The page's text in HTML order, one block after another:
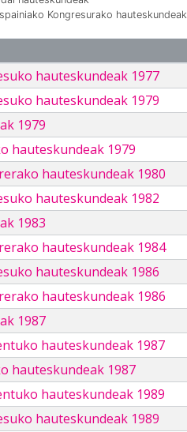
Kongresurako hauteskundeak
hauteskundeak 1977
hauteskundeak 1979
1979
hauteskundeak 1979
hauteskundeak 1980
hauteskundeak 1982
1983
hauteskundeak 1984
hauteskundeak 1986
hauteskundeak 1986
1987
hauteskundeak 1987
hauteskundeak 1987
hauteskundeak 1989
hauteskundeak 1989